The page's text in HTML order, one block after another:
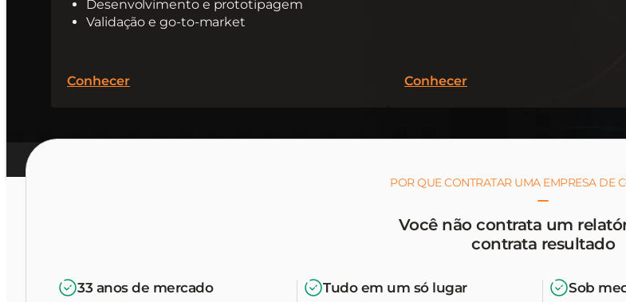
Desenvolvimento e prototipagem
Validação e go-to-market
Conhecer Conhecer
POR QUE CONTRATAR UMA EMPRESA DE
Você não contrata um
contrata resultado
33 anos de mercado Tudo em um só lugar Sob